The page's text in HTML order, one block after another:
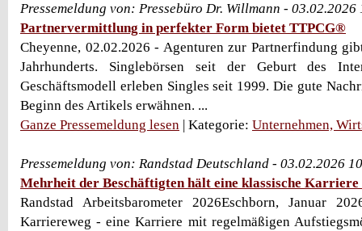
Pressemeldung von: Pressebüro Dr. Willmann -
Partnervermittlung in perfekter Form bietet TTPCG®
Cheyenne, 02.02.2026 - Agenturen zur Partnerfindung
Jahrhunderts. Singlebörsen seit der Geburt des
Geschäftsmodell erleben Singles seit 1999. Die gute
Beginn des Artikels erwähnen. ...
Ganze Pressemeldung lesen | Kategorie: Unternehmen,
Pressemeldung von: Randstad Deutschland - 03.02.2026
Mehrheit der Beschäftigten hält eine klassische
Randstad Arbeitsbarometer 2026Eschborn, Januar
Karriereweg - eine Karriere mit regelmäßigen